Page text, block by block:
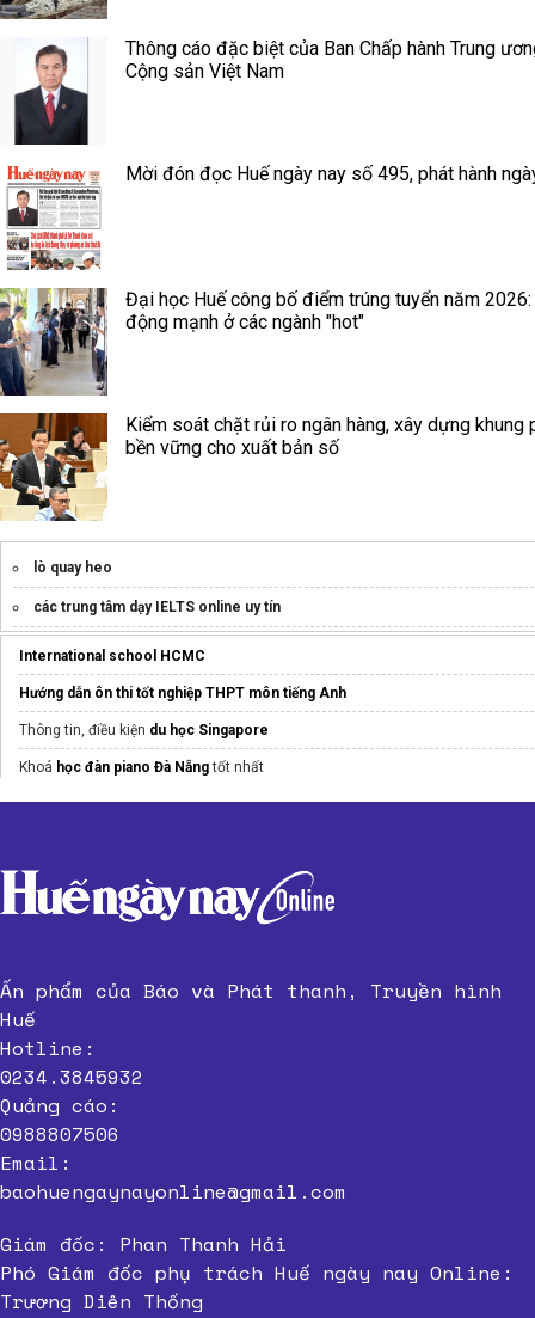
Thông cáo đặc biệt của Ban Chấp hành Trung
Cộng sản Việt Nam
Mời đón đọc Huế ngày nay số 495, phát hành
Đại học Huế công bố điểm trúng tuyển năm 2026:
động mạnh ở các ngành "hot"
Kiểm soát chặt rủi ro ngân hàng, xây dựng khung
bền vững cho xuất bản số
lò quay heo
các trung tâm dạy IELTS online uy tín
International school HCMC
Hướng dẫn ôn thi tốt nghiệp THPT môn tiếng Anh
Thông tin, điều kiện du học Singapore
Khoá học đàn piano Đà Nẵngtốt nhất
các trường đào tạo ngành điện điện tử
tiengtrungbido.vn
Hướng dẫnLuyện thi PTE Onlinehiệu quả
Ấn phẩm của Báo và Phát thanh, Truyền hình
Huế
Hotline:
0234.3845932
Quảng cáo:
0988807506
Email:
baohuengaynayonline@gmail.com
Giám đốc: Phan Thanh Hải
Phó Giám đốc phụ trách Huế ngày nay Online:
Trương Diên Thống